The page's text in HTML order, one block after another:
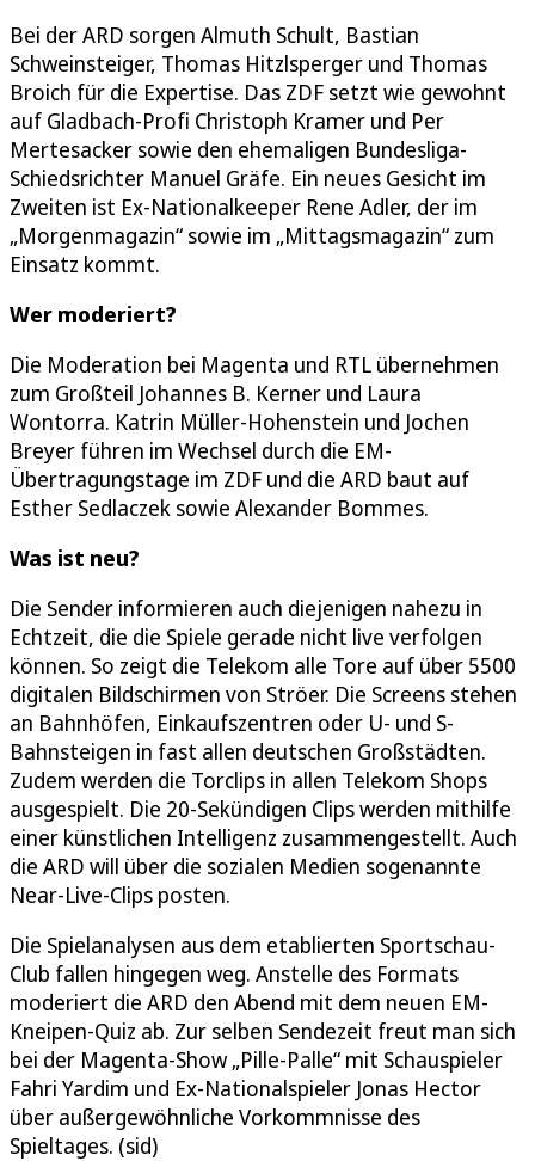
Bei der ARD sorgen Almuth Schult, Bastian
Schweinsteiger, Thomas Hitzlsperger und Thomas
Broich für die Expertise. Das ZDF setzt wie gewohnt
auf Gladbach-Profi Christoph Kramer und Per
Mertesacker sowie den ehemaligen Bundesliga-
Schiedsrichter Manuel Gräfe. Ein neues Gesicht im
Zweiten ist Ex-Nationalkeeper Rene Adler, der im
„Morgenmagazin“ sowie im „Mittagsmagazin“ zum
Einsatz kommt.
Wer moderiert?
Die Moderation bei Magenta und RTL übernehmen
zum Großteil Johannes B. Kerner und Laura
Wontorra. Katrin Müller-Hohenstein und Jochen
Breyer führen im Wechsel durch die EM-
Übertragungstage im ZDF und die ARD baut auf
Esther Sedlaczek sowie Alexander Bommes.
Was ist neu?
Die Sender informieren auch diejenigen nahezu in
Echtzeit, die die Spiele gerade nicht live verfolgen
können. So zeigt die Telekom alle Tore auf über 5500
digitalen Bildschirmen von Ströer. Die Screens stehen
an Bahnhöfen, Einkaufszentren oder U- und S-
Bahnsteigen in fast allen deutschen Großstädten.
Zudem werden die Torclips in allen Telekom Shops
ausgespielt. Die 20-Sekündigen Clips werden mithilfe
einer künstlichen Intelligenz zusammengestellt. Auch
die ARD will über die sozialen Medien sogenannte
Near-Live-Clips posten.
Die Spielanalysen aus dem etablierten Sportschau-
Club fallen hingegen weg. Anstelle des Formats
moderiert die ARD den Abend mit dem neuen EM-
Kneipen-Quiz ab. Zur selben Sendezeit freut man sich
bei der Magenta-Show „Pille-Palle“ mit Schauspieler
Fahri Yardim und Ex-Nationalspieler Jonas Hector
über außergewöhnliche Vorkommnisse des
Spieltages. (sid)